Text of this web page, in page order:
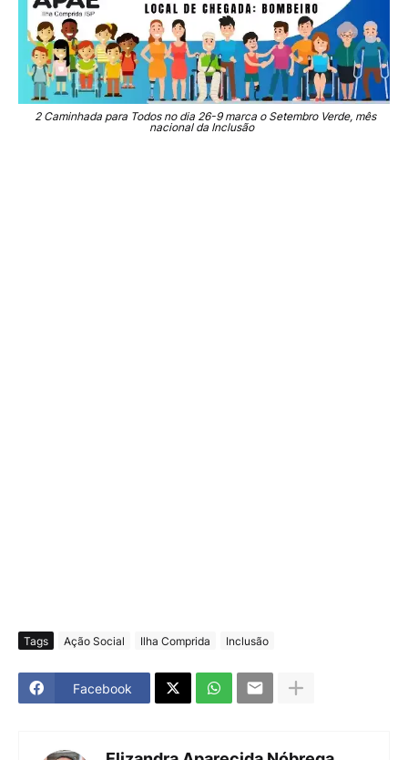
2 Caminhada para Todos no dia 26-9 marca o Setembro Verde, mês
nacional da Inclusão
Tags Ação Social Ilha Comprida Inclusão
Facebook